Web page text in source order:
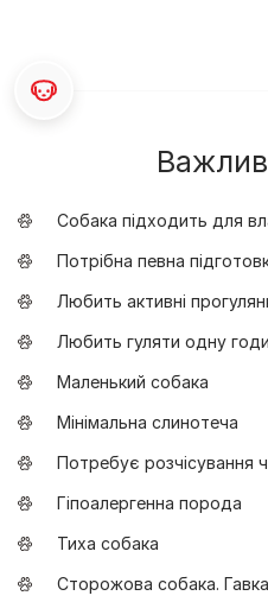
Собака підходить для
Потрібна певна
Любить активні
Любить гуляти одну
Маленький собака
Мінімальна слинотеча
Потребує розчісування
Гіпоалергенна порода
Тиха собака
Сторожова собака.